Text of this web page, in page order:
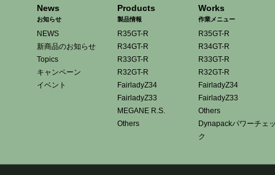
News
お知らせ
NEWS
新商品のお知らせ
Topics
キャンペーン
イベント
Products
製品情報
R35GT-R
R34GT-R
R33GT-R
R32GT-R
FairladyZ34
FairladyZ33
MEGANE R.S.
Others
Works
作業メニュー
R35GT-R
R34GT-R
R33GT-R
R32GT-R
FairladyZ34
FairladyZ33
Others
Dynapackパワーチェ
ク